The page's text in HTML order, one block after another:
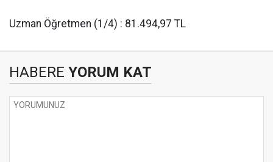
Uzman Öğretmen (1/4) : 81.494,97 TL
HABERE YORUM KAT